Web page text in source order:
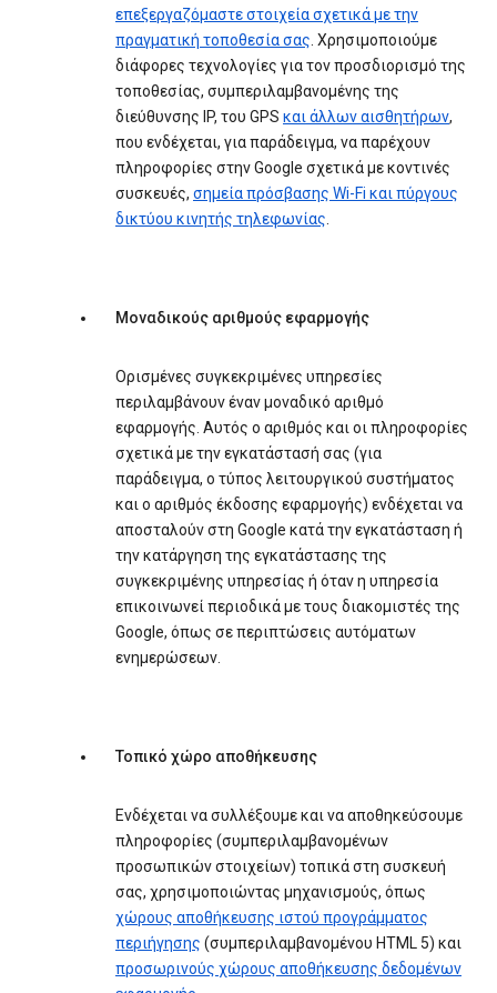
επεξεργαζόμαστε στοιχεία σχετικά με την
πραγματική τοποθεσία σας. Χρησιμοποιούμε
διάφορες τεχνολογίες για τον προσδιορισμό της
τοποθεσίας, συμπεριλαμβανομένης της
διεύθυνσης IP, του GPS και άλλων αισθητήρων,
που ενδέχεται, για παράδειγμα, να παρέχουν
πληροφορίες στην Google σχετικά με κοντινές
συσκευές, σημεία πρόσβασης Wi-Fi και πύργους
δικτύου κινητής τηλεφωνίας.
Μοναδικούς αριθμούς εφαρμογής
Ορισμένες συγκεκριμένες υπηρεσίες
περιλαμβάνουν έναν μοναδικό αριθμό
εφαρμογής. Αυτός ο αριθμός και οι πληροφορίες
σχετικά με την εγκατάστασή σας (για
παράδειγμα, ο τύπος λειτουργικού συστήματος
και ο αριθμός έκδοσης εφαρμογής) ενδέχεται να
αποσταλούν στη Google κατά την εγκατάσταση ή
την κατάργηση της εγκατάστασης της
συγκεκριμένης υπηρεσίας ή όταν η υπηρεσία
επικοινωνεί περιοδικά με τους διακομιστές της
Google, όπως σε περιπτώσεις αυτόματων
ενημερώσεων.
Τοπικό χώρο αποθήκευσης
Ενδέχεται να συλλέξουμε και να αποθηκεύσουμε
πληροφορίες (συμπεριλαμβανομένων
προσωπικών στοιχείων) τοπικά στη συσκευή
σας, χρησιμοποιώντας μηχανισμούς, όπως
χώρους αποθήκευσης ιστού προγράμματος
περιήγησης (συμπεριλαμβανομένου HTML 5) και
προσωρινούς χώρους αποθήκευσης δεδομένων